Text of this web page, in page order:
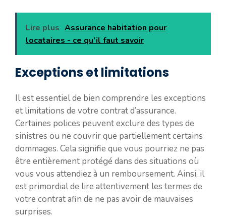
Lire plus Assurance habitation pour
locataires - ce qu’il faut savoir
Exceptions et limitations
Il est essentiel de bien comprendre les exceptions
et limitations de votre contrat d’assurance.
Certaines polices peuvent exclure des types de
sinistres ou ne couvrir que partiellement certains
dommages. Cela signifie que vous pourriez ne pas
être entièrement protégé dans des situations où
vous vous attendiez à un remboursement. Ainsi, il
est primordial de lire attentivement les termes de
votre contrat afin de ne pas avoir de mauvaises
surprises.